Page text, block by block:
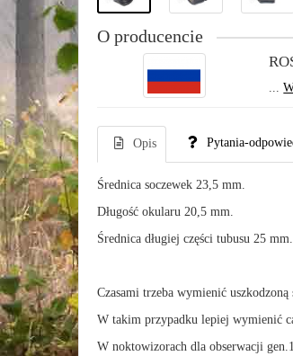
O producencie
...
Opis Pytania-
Średnica soczewek 23,5 mm.
Długość okularu 20,5 mm.
Średnica długiej części tubusu 25 mm.
Czasami trzeba wymienić
W takim przypadku lepiej wymienić
W noktowizorach dla obserwacji